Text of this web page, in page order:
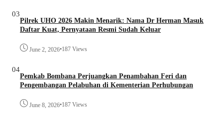
03
Pilrek UHO 2026 Makin Menarik: Nama Dr Herman Masuk
Daftar Kuat, Pernyataan Resmi Sudah Keluar
June 2, 2026•187 Views
04
Pemkab Bombana Perjuangkan Penambahan Feri dan
Pengembangan Pelabuhan di Kementerian Perhubungan
June 8, 2026•187 Views